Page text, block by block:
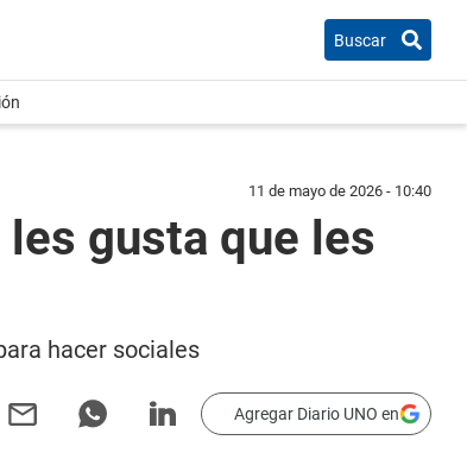
Buscar
11 de mayo de 2026 - 10:40
gusta que les
hacer sociales
Agregar Diario UNO en